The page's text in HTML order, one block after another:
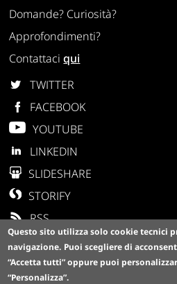
Domande? Curiosità?
Approfondimenti?
Contattaciqui
TWITTER
FACEBOOK
YOUTUBE
LINKEDIN
SLIDESHARE
STORIFY
RSS
Questo sito utilizza solo cookie tecnici
navigazione. Puoi scegliere di
“Accetta tutti”oppure puoi
“Personalizza”.